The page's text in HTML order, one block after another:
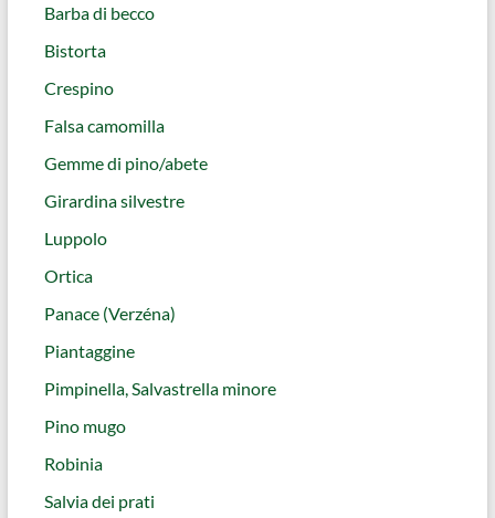
Barba di becco
Bistorta
Crespino
Falsa camomilla
Gemme di pino/abete
Girardina silvestre
Luppolo
Ortica
Panace (Verzéna)
Piantaggine
Pimpinella, Salvastrella minore
Pino mugo
Robinia
Salvia dei prati